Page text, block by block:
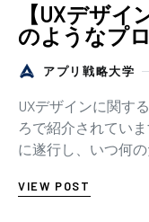
【UXデザ
のようなプ
アプリ戦略大学
UXデザインに関す
ろで紹介されてい
に遂行し、いつ何
VIEW POST